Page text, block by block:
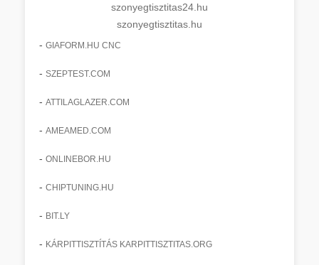
szonyegtisztitas24.hu
szonyegtisztitas.hu
- GIAFORM.HU CNC
- SZEPTEST.COM
- ATTILAGLAZER.COM
- AMEAMED.COM
- ONLINEBOR.HU
- CHIPTUNING.HU
- BIT.LY
- KÁRPITTISZTÍTÁS KARPITTISZTITAS.ORG